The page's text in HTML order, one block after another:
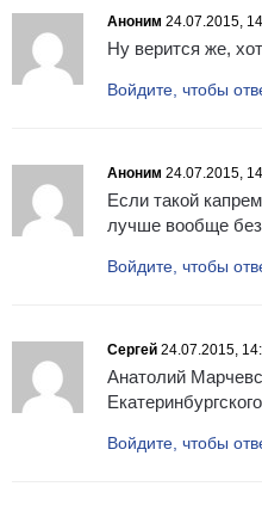
Аноним 24.07.2015,
Ну верится же,
Войдите, чтобы
Аноним 24.07.2015,
Если такой
лучше вообще без
Войдите, чтобы
Сергей 24.07.2015,
Анатолий
Войдите, чтобы